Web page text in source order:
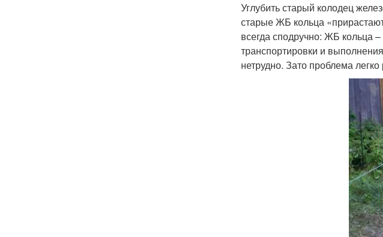
Углубить старый колодец
старые ЖБ кольца
всегда сподручно: ЖБ кольца
транспортировки и
нетрудно. Зато проблема